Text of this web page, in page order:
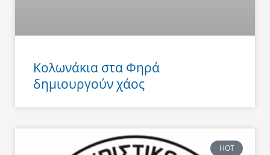
Κολωνάκια στα Φηρά
δημιουργούν χάος
HOT